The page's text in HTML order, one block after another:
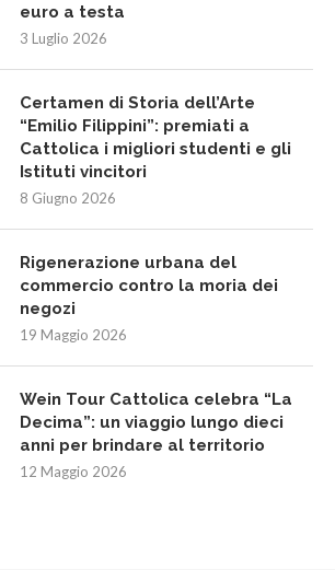
euro a testa
3 Luglio 2026
Certamen di Storia dell’Arte
“Emilio Filippini”: premiati a
Cattolica i migliori studenti e gli
Istituti vincitori
8 Giugno 2026
Rigenerazione urbana del
commercio contro la moria dei
negozi
19 Maggio 2026
Wein Tour Cattolica celebra “La
Decima”: un viaggio lungo dieci
anni per brindare al territorio
12 Maggio 2026